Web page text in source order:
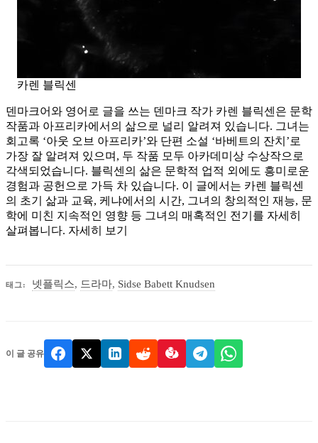
카렌 블릭센
덴마크어와 영어로 글을 쓰는 덴마크 작가 카렌 블릭센은 문학
작품과 아프리카에서의 삶으로 널리 알려져 있습니다. 그녀는
회고록 ‘아웃 오브 아프리카’와 단편 소설 ‘바베트의 잔치’로
가장 잘 알려져 있으며, 두 작품 모두 아카데미상 수상작으로
각색되었습니다. 블릭센의 삶은 문학적 업적 외에도 흥미로운
경험과 공헌으로 가득 차 있습니다. 이 글에서는 카렌 블릭센
의 초기 삶과 교육, 케냐에서의 시간, 그녀의 창의적인 재능, 문
학에 미친 지속적인 영향 등 그녀의 매혹적인 전기를 자세히
살펴봅니다. 자세히 보기
태그: 넷플릭스, 드라마, Sidse Babett Knudsen
이 글 공유